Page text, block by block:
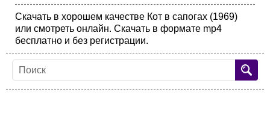
Скачать в хорошем качестве Кот в сапогах (1969)
или смотреть онлайн. Скачать в формате mp4
бесплатно и без регистрации.